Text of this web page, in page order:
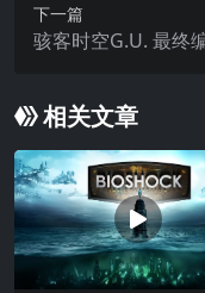
下一篇
骇客时空G.U. 最终
相关文章